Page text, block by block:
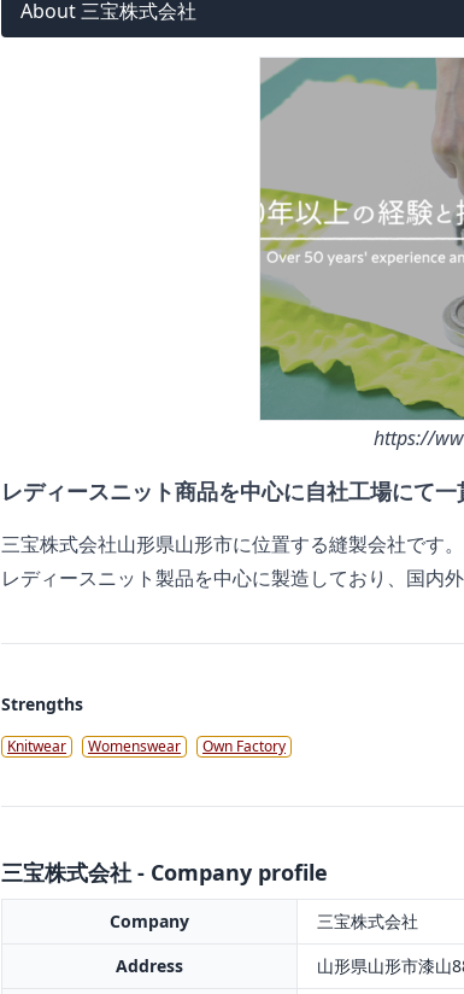
About 三宝株式会社
https://
レディースニット商品を中心に自社工場にて
三宝株式会社山形県山形市に位置する縫製会社です。
レディースニット製品を中心に製造しており、国内
Strengths
Knitwear Womenswear Own Factory
三宝株式会社 - Company profile
Company
三宝株式会社
Address
山形県山形市漆山